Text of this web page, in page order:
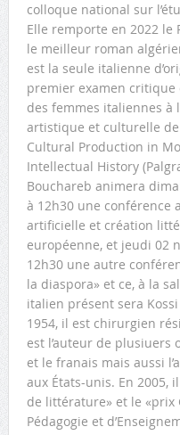
colloque national sur
Elle remporte en 2022
le meilleur roman
est la seule italienne
premier examen
des femmes italiennes
artistique et culturelle de
Cultural Production in
Intellectual History
Bouchareb animera
à 12h30 une conférence
artificielle et création
européenne, et jeudi 02
12h30 une autre
la diaspora» et ce, à la
italien présent sera
1954, il est chirurgien
est l’auteur de plusiuers
et le franais mais aussi
aux États-unis. En 2005,
de littérature» et le «prix
Pédagogie et